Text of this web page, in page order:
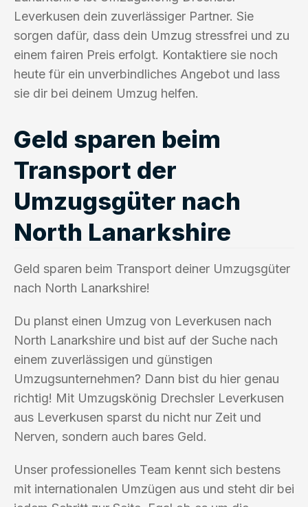
Leverkusen dein zuverlässiger Partner. Sie
sorgen dafür, dass dein Umzug stressfrei und zu
einem fairen Preis erfolgt. Kontaktiere sie noch
heute für ein unverbindliches Angebot und lass
sie dir bei deinem Umzug helfen.
Geld sparen beim
Transport der
Umzugsgüter nach
North Lanarkshire
Geld sparen beim Transport deiner Umzugsgüter
nach North Lanarkshire!
Du planst einen Umzug von Leverkusen nach
North Lanarkshire und bist auf der Suche nach
einem zuverlässigen und günstigen
Umzugsunternehmen? Dann bist du hier genau
richtig! Mit Umzugskönig Drechsler Leverkusen
aus Leverkusen sparst du nicht nur Zeit und
Nerven, sondern auch bares Geld.
Unser professionelles Team kennt sich bestens
mit internationalen Umzügen aus und steht dir bei